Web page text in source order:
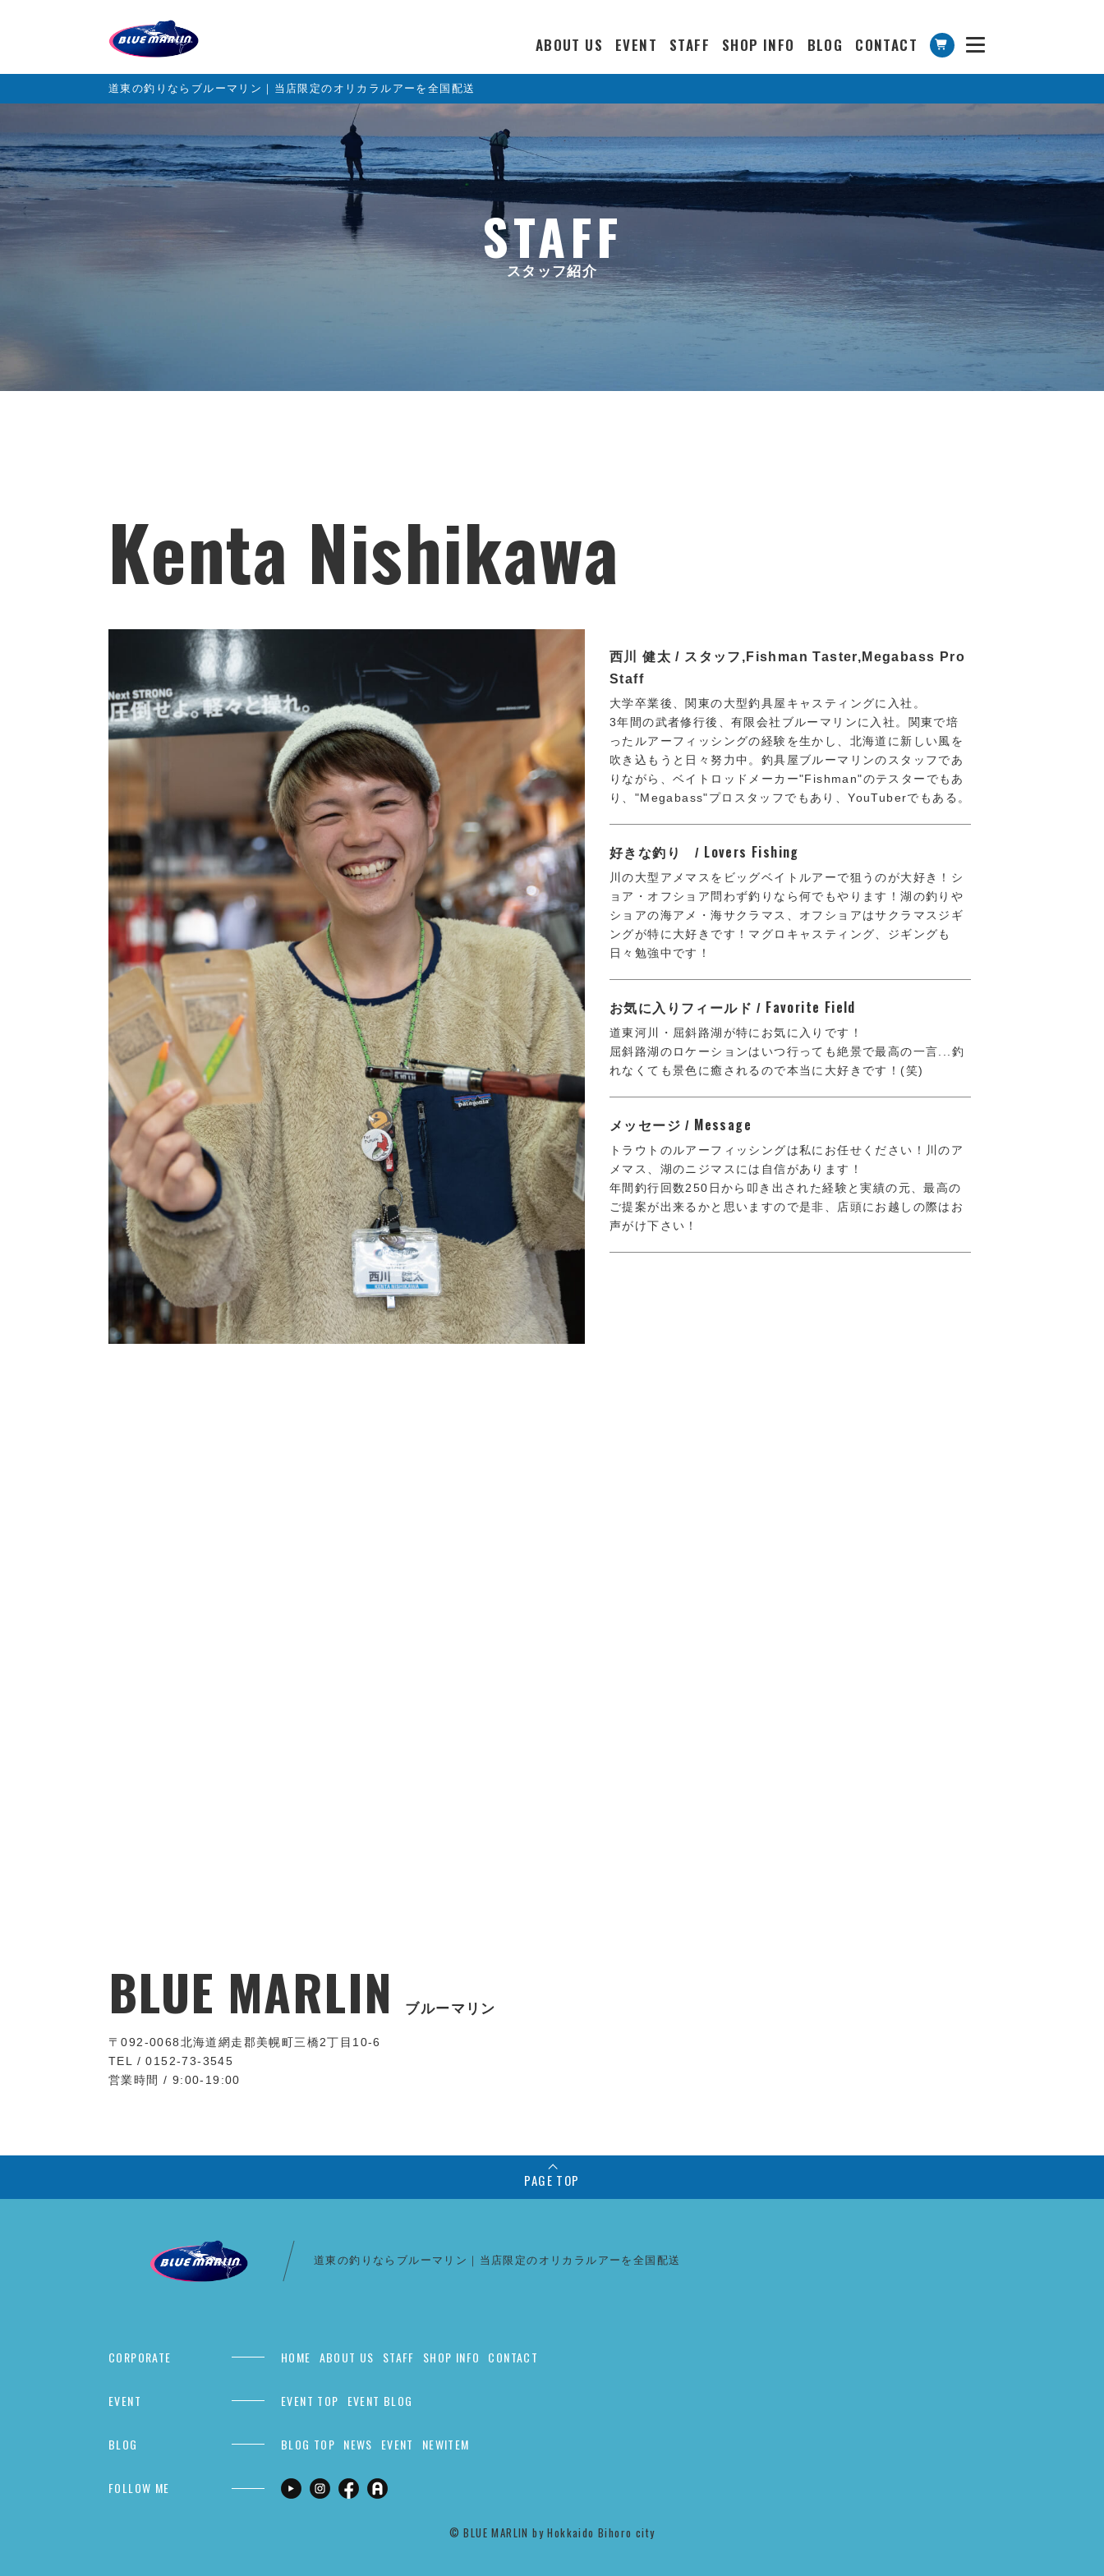
ABOUT US EVENT STAFF SHOP INFO BLOG CONTACT
道東の釣りならブルーマリン｜当店限定のオリカラルアーを全国配送
STAFF
スタッフ紹介
Kenta Nishikawa
西川 健太 / スタッフ,Fishman Taster,Megabass Pro
Staff
大学卒業後、関東の大型釣具屋キャスティングに入社。
3年間の武者修行後、有限会社ブルーマリンに入社。関東で培
ったルアーフィッシングの経験を生かし、北海道に新しい風を
吹き込もうと日々努力中。釣具屋ブルーマリンのスタッフであ
りながら、ベイトロッドメーカー"Fishman"のテスターでもあ
り、"Megabass"プロスタッフでもあり、YouTuberでもある。
好きな釣り / Lovers Fishing
川の大型アメマスをビッグベイトルアーで狙うのが大好き！シ
ョア・オフショア問わず釣りなら何でもやります！湖の釣りや
ショアの海アメ・海サクラマス、オフショアはサクラマスジギ
ングが特に大好きです！マグロキャスティング、ジギングも
日々勉強中です！
お気に入りフィールド / Favorite Field
道東河川・屈斜路湖が特にお気に入りです！
屈斜路湖のロケーションはいつ行っても絶景で最高の一言...釣
れなくても景色に癒されるので本当に大好きです！(笑)
メッセージ / Message
トラウトのルアーフィッシングは私にお任せください！川のア
メマス、湖のニジマスには自信があります！
年間釣行回数250日から叩き出された経験と実績の元、最高の
ご提案が出来るかと思いますので是非、店頭にお越しの際はお
声がけ下さい！
BLUE MARLIN ブルーマリン
〒092-0068北海道網走郡美幌町三橋2丁目10-6
TEL / 0152-73-3545
営業時間 / 9:00-19:00
PAGE TOP
道東の釣りならブルーマリン｜当店限定のオリカラルアーを全国配送
CORPORATE HOME ABOUT US STAFF SHOP INFO CONTACT
EVENT EVENT TOP EVENT BLOG
BLOG BLOG TOP NEWS EVENT NEWITEM
FOLLOW ME
©︎ BLUE MARLIN by Hokkaido Bihoro city